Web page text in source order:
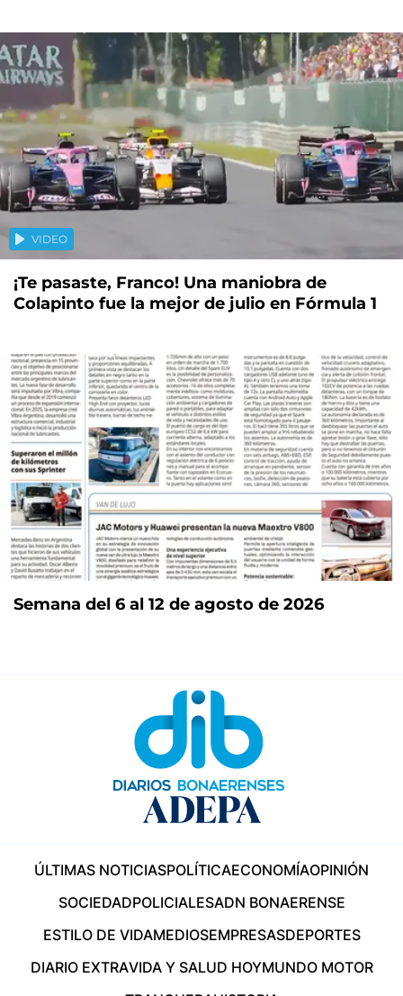
VIDEO
¡Te pasaste, Franco! Una maniobra de
Colapinto fue la mejor de julio en Fórmula 1
Semana del 6 al 12 de agosto de 2026
ÚLTIMAS NOTICIASPOLÍTICAECONOMÍAOPINIÓN
SOCIEDADPOLICIALESADN BONAERENSE
ESTILO DE VIDAMEDIOSEMPRESASDEPORTES
DIARIO EXTRAVIDA Y SALUD HOYMUNDO MOTOR